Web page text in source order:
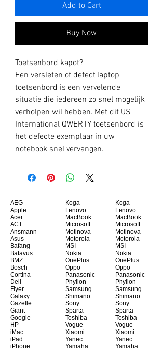
Add to Cart
Buy Now
Toetsenbord kapot?
Een versleten of defect laptop
toetsenbord is een vervelende
situatie die iedereen zo snel mogelijk
verholpen wil hebben. Met dit US
International QWERTY toetsenbord is
het defecte exemplaar in uw
notebook snel vervangen.
AEG
Apple
Acer
ACT
Ansmann
Asus
Bafang
Batavus
BMZ
Bosch
Cortina
Dell
Flyer
Galaxy
Gazelle
Giant
Google
HP
iMac
iPad
iPhone
Koga
Lenovo
MacBook
Microsoft
Motinova
Motorola
MSI
Nokia
OnePlus
Oppo
Panasonic
Phylion
Samsung
Shimano
Sony
Sparta
Toshiba
Vogue
Xiaomi
Yanec
Yamaha
Koga
Lenovo
MacBook
Microsoft
Motinova
Motorola
MSI
Nokia
OnePlus
Oppo
Panasonic
Phylion
Samsung
Shimano
Sony
Sparta
Toshiba
Vogue
Xiaomi
Yanec
Yamaha